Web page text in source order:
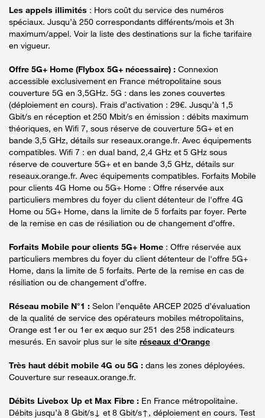
Les appels illimités : Hors coût du service des numéros
spéciaux. Jusqu’à 250 correspondants différents/mois et 3h
maximum/appel. Voir la liste des destinations sur la fiche tarifaire
en vigueur.
Offre 5G+ Home (Flybox 5G+ nécessaire) : Connexion
accessible exclusivement en France métropolitaine sous
couverture 5G en 3,5GHz. 5G : dans les zones couvertes
(déploiement en cours). Frais d’activation : 29€. Jusqu’à 1,5
Gbit/s en réception et 250 Mbit/s en émission : débits maximum
théoriques, en Wifi 7, sous réserve de couverture 5G+ et en
bande 3,5 GHz, détails sur reseaux.orange.fr. Avec équipements
compatibles. Wifi 7 : en dual band, 2,4 GHz et 5 GHz sous
réserve de couverture 5G+ et en bande 3,5 GHz, détails sur
reseaux.orange.fr. Avec équipements compatibles. Forfaits Mobile
pour clients 4G Home ou 5G+ Home : Offre réservée aux
particuliers membres du foyer du client détenteur de l'offre 4G
Home ou 5G+ Home, dans la limite de 5 forfaits par foyer. Perte
de la remise en cas de résiliation ou de changement d’offre.
Forfaits Mobile pour clients 5G+ Home : Offre réservée aux
particuliers membres du foyer du client détenteur de l'offre 5G+
Home, dans la limite de 5 forfaits. Perte de la remise en cas de
résiliation ou de changement d’offre.
Réseau mobile N°1 : Selon l’enquête ARCEP 2025 d’évaluation
de la qualité de service des opérateurs mobiles métropolitains,
Orange est 1er ou 1er ex æquo sur 251 des 258 indicateurs
mesurés. En savoir plus sur le site réseaux d'Orange
Très haut débit mobile 4G ou 5G : dans les zones déployées.
Couverture sur reseaux.orange.fr.
Débits Livebox Up et Max Fibre : En France métropolitaine.
Débits jusqu’à 8 Gbit/s↓ et 8 Gbit/s↑, déploiement en cours. Test